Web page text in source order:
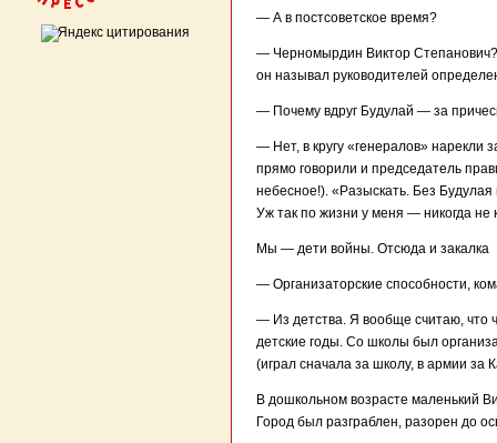
— А в постсоветское время?
— Черномырдин Виктор Степанович?
он называл руководителей
— Почему вдруг Будулай — за
— Нет, в кругу «генералов» нарекли
прямо говорили и председатель
небесное!). «Разыскать. Без
Уж так по жизни у меня — никогда не
Мы — дети войны. Отсюда и закалка
— Организаторские способности,
— Из детства. Я вообще считаю, что
детские годы. Со школы был
(играл сначала за школу, в армии за
В дошкольном возрасте маленький
Город был разграблен, разорен до